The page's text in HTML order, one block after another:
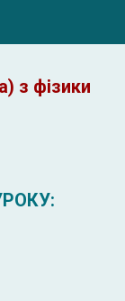
з фізики